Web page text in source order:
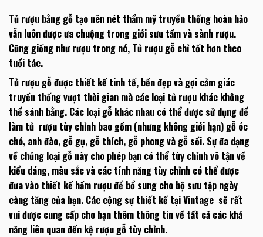
Tủ rượu bằng gỗ tạo nên nét thẩm mỹ truyền thống hoàn hảo
vẫn luôn được ưa chuộng trong giới sưu tầm và sành rượu.
Cũng giống như rượu trong nó, Tủ rượu gỗ chỉ tốt hơn theo
tuổi tác.
Tủ rượu gỗ được thiết kế tinh tế, bền đẹp và gợi cảm giác
truyền thống vượt thời gian mà các loại tủ rượu khác không
thể sánh bằng. Các loại gỗ khác nhau có thể được sử dụng để
làm tủ rượu tùy chỉnh bao gồm (nhưng không giới hạn) gỗ óc
chó, anh đào, gỗ gụ, gỗ thích, gỗ phong và gỗ sồi. Sự đa dạng
về chủng loại gỗ này cho phép bạn có thể tùy chỉnh vô tận về
kiểu dáng, màu sắc và các tính năng tùy chỉnh có thể được
đưa vào thiết kế hầm rượu để bổ sung cho bộ sưu tập ngày
càng tăng của bạn. Các cộng sự thiết kế tại Vintage sẽ rất
vui được cung cấp cho bạn thêm thông tin về tất cả các khả
năng liên quan đến kệ rượu gỗ tùy chỉnh.